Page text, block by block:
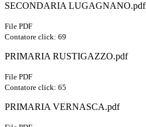
SECONDARIA LUGAGNANO.pdf
File PDF
Contatore click: 69
PRIMARIA RUSTIGAZZO.pdf
File PDF
Contatore click: 65
PRIMARIA VERNASCA.pdf